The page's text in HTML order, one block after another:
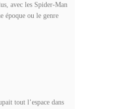
avec les Spider-Man
époque ou le genre
tout l’espace dans